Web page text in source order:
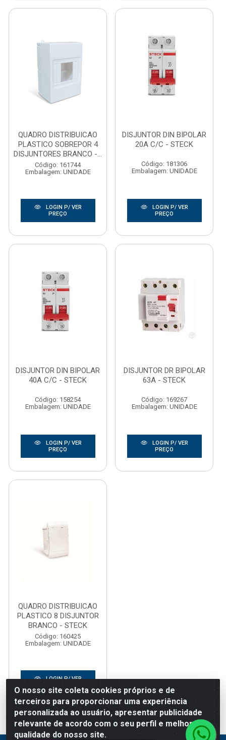
QUADRO DISTRIBUICAO
PLASTICO SOBREPOR 4
DISJUNTORES BRANCO -...
Código: 161744
Embalagem: UNIDADE
LOGIN P/ VER
PREÇO
DISJUNTOR DIN BIPOLAR
20A C/C - STECK
Código: 181306
Embalagem: UNIDADE
LOGIN P/ VER
PREÇO
DISJUNTOR DIN BIPOLAR
40A C/C - STECK
Código: 158254
Embalagem: UNIDADE
LOGIN P/ VER
PREÇO
DISJUNTOR DR BIPOLAR
63A - STECK
Código: 169267
Embalagem: UNIDADE
LOGIN P/ VER
PREÇO
QUADRO DISTRIBUICAO
PLASTICO 8 DISJUNTOR
BRANCO - STECK
Código: 160425
Embalagem: UNIDADE
LOGIN P/ VER
O nosso site coleta cookies próprios e de
terceiros para proporcionar uma experiência
personalizada ao usuário, apresentar publicidade
relevante de acordo com o seu perfil e melhorar a
qualidade do nosso site.